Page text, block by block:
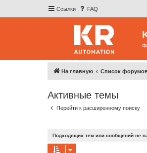
Ссылки FAQ
На главную Список
Активные темы
Перейти к расширенному поиску
Подходящих тем или сообщений не